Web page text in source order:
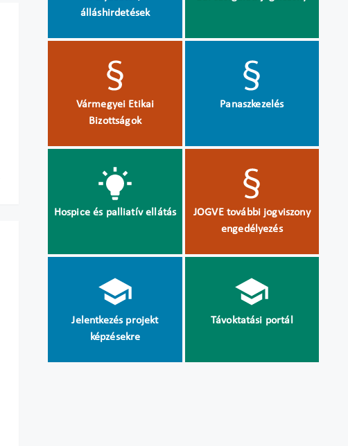
álláshirdetések
Vármegyei Etikai
Bizottságok
Panaszkezelés
Hospice és palliatív ellátás
JOGVE további jogviszony
engedélyezés
Jelentkezés projekt
képzésekre
Távoktatási portál